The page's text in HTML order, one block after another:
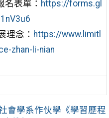
名表單： https://forms.gl
理念： https://www.limitl
zhan-li-nian
會學系作伙學《學習歷程